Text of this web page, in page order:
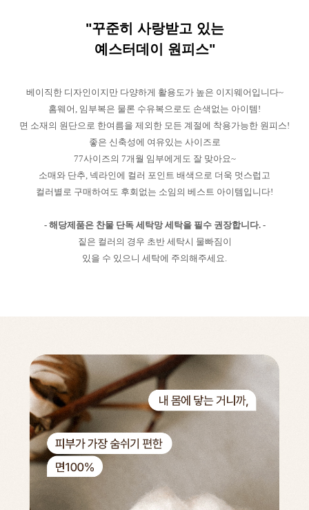
"꾸준히 사랑받고 있는
예스터데이 원피스"
베이직한 디자인이지만 다양하게 활용도가 높은 이지웨어입니다~
홈웨어, 임부복은 물론 수유복으로도 손색없는 아이템!
면 소재의 원단으로 한여름을 제외한 모든 계절에 착용가능한 원피스!
좋은 신축성에 여유있는 사이즈로
77사이즈의 7개월 임부에게도 잘 맞아요~
소매와 단추, 넥라인에 컬러 포인트 배색으로 더욱 멋스럽고
컬러별로 구매하여도 후회없는 소임의 베스트 아이템입니다!
- 해당제품은 찬물 단독 세탁망 세탁을 필수 권장합니다. -
짙은 컬러의 경우 초반 세탁시 물빠짐이
있을 수 있으니 세탁에 주의해주세요.